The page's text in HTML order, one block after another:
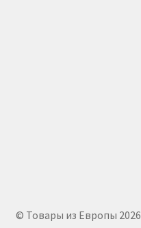
© Товары из Европы 2026